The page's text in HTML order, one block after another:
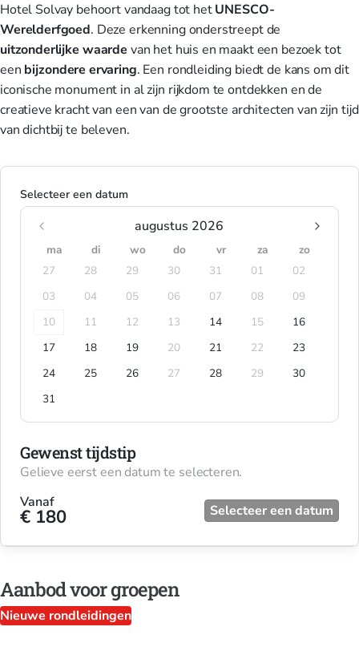
Hotel Solvay behoort vandaag tot hetUNESCO-
Werelderfgoed. Deze erkenning onderstreept de
uitzonderlijke waarde van het huis en maakt een bezoek tot
een bijzondere ervaring. Een rondleiding biedt de kans om dit
iconische monument in al zijn rijkdom te ontdekken en de
creatieve kracht van een van de grootste architecten van zijn tijd
van dichtbij te beleven.
Selecteer een datum
augustus 2026
ma di wo do vr za
zo
27
28 29 30 31 01
02
03
04 05 06 07 08
09
10
11 12 13 14 15
16
17
18 19 20 21 22
23
24
25 26 27 28 29
30
31
Gewenst tijdstip
Gelieve eerst een datum te selecteren.
Vanaf
€ 180 Selecteer een datum
Aanbod voor groepen
Nieuwe rondleidingen